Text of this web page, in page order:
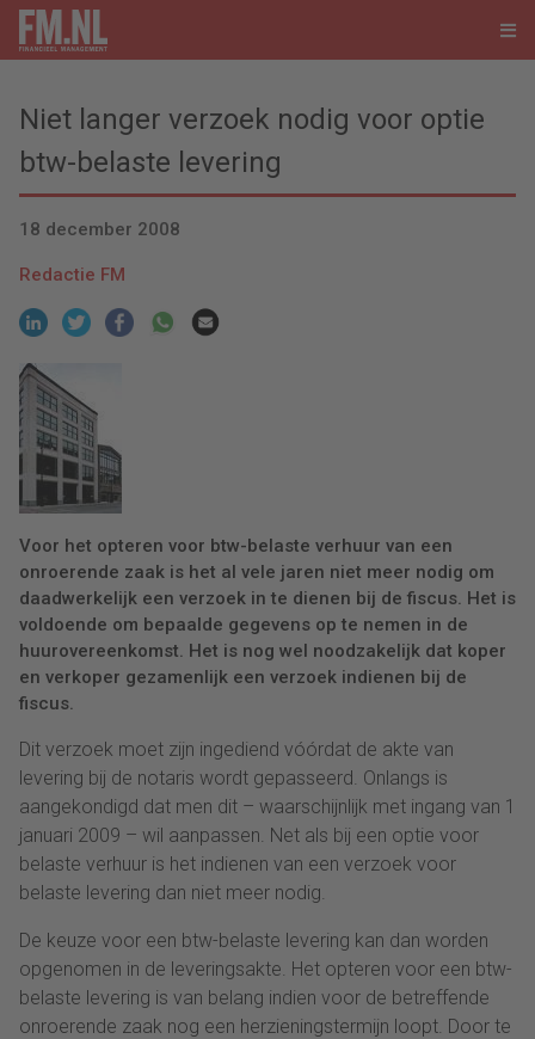
Niet langer verzoek nodig voor optie
btw-belaste levering
18 december 2008
Redactie FM
Voor het opteren voor btw-belaste verhuur van een
onroerende zaak is het al vele jaren niet meer nodig om
daadwerkelijk een verzoek in te dienen bij de fiscus. Het is
voldoende om bepaalde gegevens op te nemen in de
huurovereenkomst. Het is nog wel noodzakelijk dat koper
en verkoper gezamenlijk een verzoek indienen bij de
fiscus.
Dit verzoek moet zijn ingediend vóórdat de akte van
levering bij de notaris wordt gepasseerd. Onlangs is
aangekondigd dat men dit – waarschijnlijk met ingang van 1
januari 2009 – wil aanpassen. Net als bij een optie voor
belaste verhuur is het indienen van een verzoek voor
belaste levering dan niet meer nodig.
De keuze voor een btw-belaste levering kan dan worden
opgenomen in de leveringsakte. Het opteren voor een btw-
belaste levering is van belang indien voor de betreffende
onroerende zaak nog een herzieningstermijn loopt. Door te